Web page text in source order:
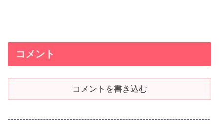
コメント
コメントを書き込む
---------------------------------------------------------------------